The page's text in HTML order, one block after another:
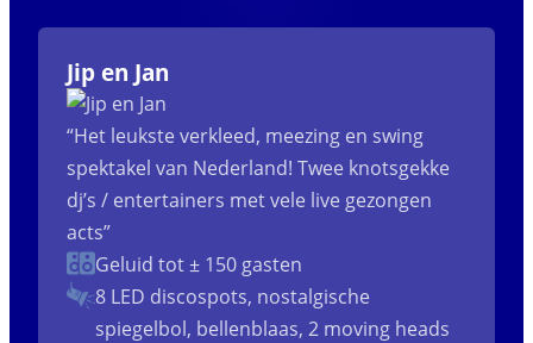
Jip en Jan
“Het leukste verkleed, meezing en swing
spektakel van Nederland! Twee knotsgekke
dj’s / entertainers met vele live gezongen
acts”
Geluid tot ± 150 gasten
8 LED discospots, nostalgische
spiegelbol, bellenblaas, 2 moving heads